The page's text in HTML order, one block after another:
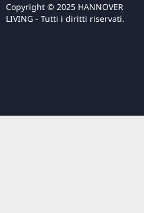
Copyright © 2025 HANNOVER
LIVING - Tutti i diritti riservati.